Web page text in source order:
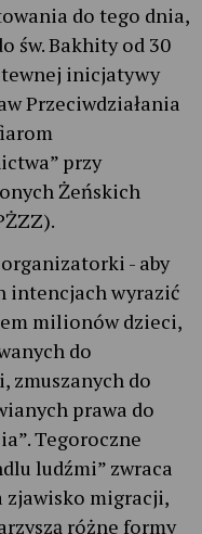
do tego dnia,
św. Bakhity od 30
inicjatywy
Przeciwdziałania
przy
Żeńskich
organizatorki - aby
intencjach wyrazić
milionów dzieci,
do
zmuszanych do
prawa do
Tegoroczne
ludźmi” zwraca
zjawisko migracji,
różne formy